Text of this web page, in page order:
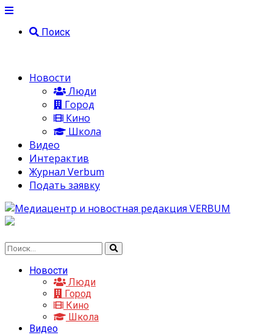
Поиск
Новости
Люди
Город
Кино
Школа
Видео
Интерактив
Журнал Verbum
Подать заявку
Новости
Люди
Город
Кино
Школа
Видео